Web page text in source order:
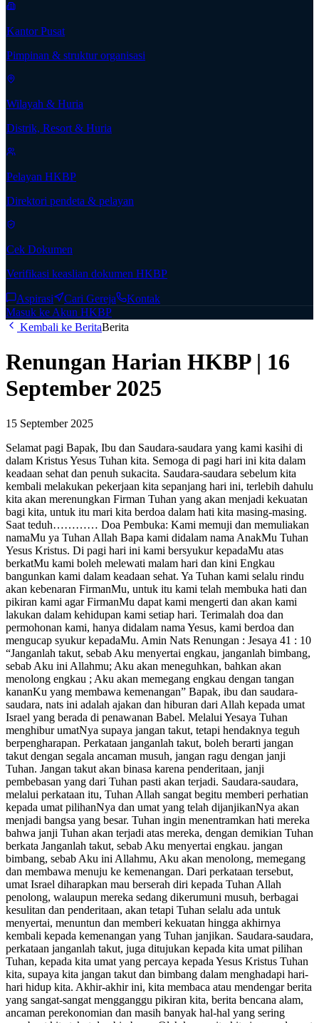
Kantor Pusat
Pimpinan & struktur organisasi
Wilayah & Huria
Distrik, Resort & Huria
Pelayan HKBP
Direktori pendeta & pelayan
Cek Dokumen
Verifikasi keaslian dokumen HKBP
Aspirasi Cari Gereja
Kontak
Masuk ke Akun HKBP
Kembali ke BeritaBerita
Renungan Harian HKBP | 16
September 2025
15 September 2025
Selamat pagi Bapak, Ibu dan Saudara-saudara yang kami kasihi di
dalam Kristus Yesus Tuhan kita. Semoga di pagi hari ini kita dalam
keadaan sehat dan penuh sukacita. Saudara-saudara sebelum kita
kembali melakukan pekerjaan kita sepanjang hari ini, terlebih dahulu
kita akan merenungkan Firman Tuhan yang akan menjadi kekuatan
bagi kita, untuk itu mari kita berdoa dalam hati kita masing-masing.
Saat teduh………… Doa Pembuka: Kami memuji dan memuliakan
namaMu ya Tuhan Allah Bapa kami didalam nama AnakMu Tuhan
Yesus Kristus. Di pagi hari ini kami bersyukur kepadaMu atas
berkatMu kami boleh melewati malam hari dan kini Engkau
bangunkan kami dalam keadaan sehat. Ya Tuhan kami selalu rindu
akan kebenaran FirmanMu, untuk itu kami telah membuka hati dan
pikiran kami agar FirmanMu dapat kami mengerti dan akan kami
lakukan dalam kehidupan kami setiap hari. Terimalah doa dan
permohonan kami, hanya didalam nama Yesus, kami berdoa dan
mengucap syukur kepadaMu. Amin Nats Renungan : Jesaya 41 : 10
“Janganlah takut, sebab Aku menyertai engkau, janganlah bimbang,
sebab Aku ini Allahmu; Aku akan meneguhkan, bahkan akan
menolong engkau ; Aku akan memegang engkau dengan tangan
kananKu yang membawa kemenangan” Bapak, ibu dan saudara-
saudara, nats ini adalah ajakan dan hiburan dari Allah kepada umat
Israel yang berada di penawanan Babel. Melalui Yesaya Tuhan
menghibur umatNya supaya jangan takut, tetapi hendaknya teguh
berpengharapan. Perkataan janganlah takut, boleh berarti jangan
takut dengan segala ancaman musuh, jangan ragu dengan janji
Tuhan. Jangan takut akan binasa karena penderitaan, janji
pembebasan yang dari Tuhan pasti akan terjadi. Saudara-saudara,
melalui perkataan itu, Tuhan Allah sangat begitu memberi perhatian
kepada umat pilihanNya dan umat yang telah dijanjikanNya akan
menjadi bangsa yang besar. Tuhan ingin menentramkan hati mereka
bahwa janji Tuhan akan terjadi atas mereka, dengan demikian Tuhan
berkata Janganlah takut, sebab Aku menyertai engkau. jangan
bimbang, sebab Aku ini Allahmu, Aku akan menolong, memegang
dan membawa menuju ke kemenangan. Dari perkataan tersebut,
umat Israel diharapkan mau berserah diri kepada Tuhan Allah
penolong, walaupun mereka sedang dikerumuni musuh, berbagai
kesulitan dan penderitaan, akan tetapi Tuhan selalu ada untuk
menyertai, menuntun dan memberi kekuatan hingga akhirnya
kembali kepada kemenangan yang Tuhan janjikan. Saudara-saudara,
perkataan janganlah takut, juga ditujukan kepada kita umat pilihan
Tuhan, kepada kita umat yang percaya kepada Yesus Kristus Tuhan
kita, supaya kita jangan takut dan bimbang dalam menghadapi hari-
hari hidup kita. Akhir-akhir ini, kita membaca atau mendengar berita
yang sangat-sangat mengganggu pikiran kita, berita bencana alam,
ancaman perekonomian dan masih banyak hal-hal yang sering